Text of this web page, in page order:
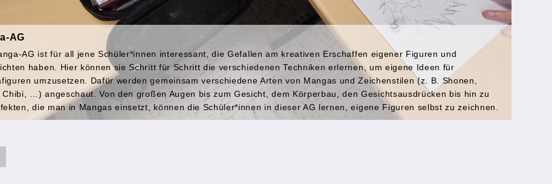
AG
AG ist für all jene Schüler*innen interessant, die Gefallen am kreativen Erschaffen eigener Figuren und
haben. Hier können sie Schritt für Schritt die verschiedenen Techniken erlernen, um eigene Ideen für
umzusetzen. Dafür werden gemeinsam verschiedene Arten von Mangas und Zeichenstilen (z. B. Shonen,
Chibi, …) angeschaut. Von den großen Augen bis zum Gesicht, dem Körperbau, den Gesichtsausdrücken bis hin zu
die man in Mangas einsetzt, können die Schüler*innen in dieser AG lernen, eigene Figuren selbst zu zeichnen.